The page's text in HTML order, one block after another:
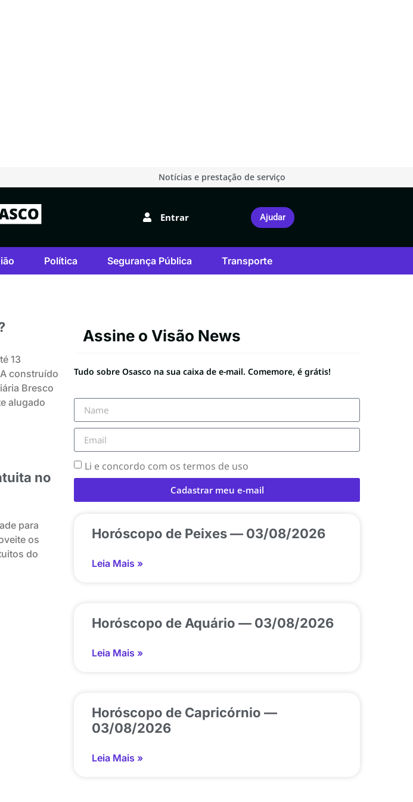
Notícias e prestação de serviço
Entrar Ajudar
Política Segurança Pública Transporte
13
construído
Bresco
alugado
no
para
os
do
Assine o Visão News
Tudo sobre Osasco na sua caixa de e-mail. Comemore, é grátis!
Li e concordo com os termos de uso
Cadastrar meu e-mail
Horóscopo de Peixes — 03/08/2026
Leia Mais »
Horóscopo de Aquário — 03/08/2026
Leia Mais »
Horóscopo de Capricórnio —
03/08/2026
Leia Mais »